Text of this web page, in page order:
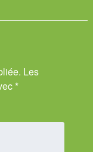
Les
*